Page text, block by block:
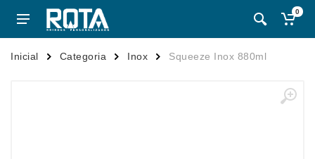
0
Inicial Categoria Inox Squeeze Inox 880ml